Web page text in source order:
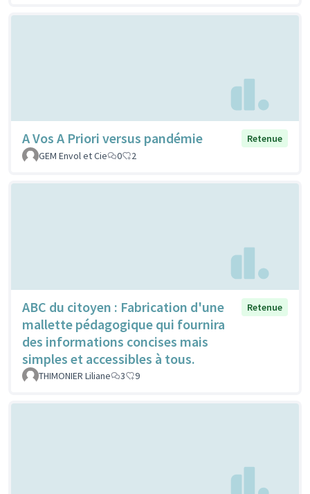
A Vos A Priori versus pandémie
Retenue
GEM Envol et Cie
0 2
ABC du citoyen : Fabrication d'une
mallette pédagogique qui fournira
des informations concises mais
simples et accessibles à tous.
Retenue
THIMONIER Liliane 3 9